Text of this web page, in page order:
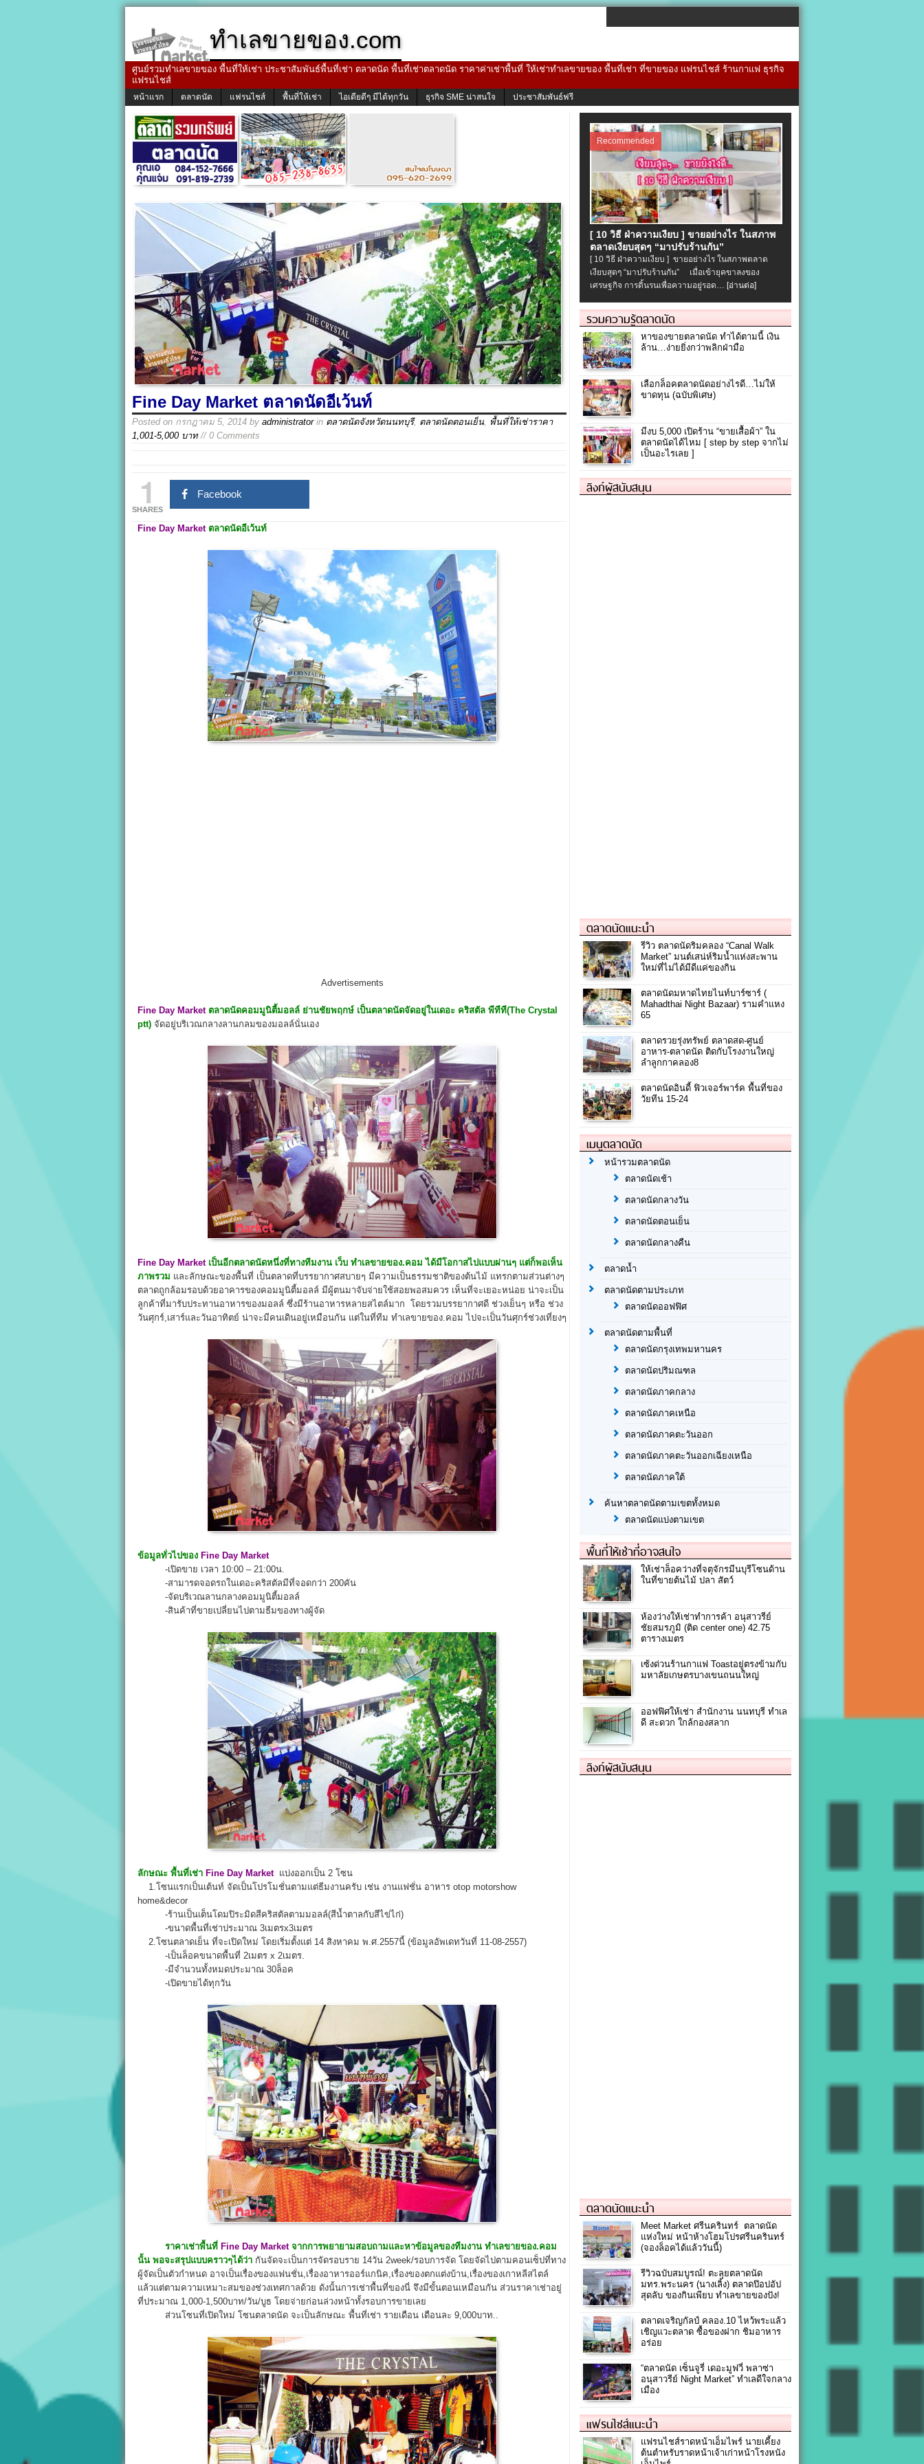
ทำเลขายของ.com
ศูนย์รวมทำเลขายของ พื้นที่ให้เช่า ประชาสัมพันธ์พื้นที่เช่า ตลาดนัด พื้นที่เช่าตลาดนัด ราคาค่าเช่าพื้นที่ ให้เช่าทำเลขายของ พื้นที่เช่า ที่ขายของ แฟรนไชส์ ร้านกาแฟ ธุรกิจ
แฟรนไชส์
หน้าแรก ตลาดนัด แฟรนไชส์ พื้นที่ให้เช่า ไอเดียดีๆ มีได้ทุกวัน ธุรกิจ SME น่าสนใจ ประชาสัมพันธ์ฟรี
Fine Day Market ตลาดนัดอีเว้นท์
Posted on กรกฎาคม 5, 2014 by administratorin ตลาดนัดจังหวัดนนทบุรี, ตลาดนัดตอนเย็น พื้นที่ให้เช่าราคา
1,001-5,000 บาท// 0 Comments
1
SHARES
Facebook
Fine Day Market ตลาดนัดอีเว้นท์
Advertisements
Fine Day Market ตลาดนัดคอมมูนิตี้มอลล์ ย่านชัยพฤกษ์ เป็นตลาดนัดจัดอยู่ในเดอะ คริสตัล พีทีที(The Crystal
ptt) จัดอยู่บริเวณกลางลานกลมของมอลล์นั่นเอง
Fine Day Market เป็นอีกตลาดนัดหนึ่งที่ทางทีมงาน เว็บ ทำเลขายของ.คอม ได้มีโอกาสไปแบบผ่านๆ แต่ก็พอเห็น
ภาพรวม และลักษณะของพื้นที่ เป็นตลาดที่บรรยากาศสบายๆ มีความเป็นธรรมชาติของต้นไม้ แทรกตามส่วนต่างๆ
ตลาดถูกล้อมรอบด้วยอาคารของคอมมูนิตี้มอลล์ มีผู้ตนมาจับจ่ายใช้สอยพอสมควร เห็นที่จะเยอะหน่อย น่าจะเป็น
ลูกค้าที่มารับประทานอาหารของมอลล์ ซึ่งมีร้านอาหารหลายสไตล์มาก โดยรวมบรรยากาศดี ช่วงเย็นๆ หรือ ช่วง
วันศุกร์,เสาร์และวันอาทิตย์ น่าจะมีคนเดินอยู่เหมือนกัน แต่ในที่ทีม ทำเลขายของ.คอม ไปจะเป็นวันศุกร์ช่วงเที่ยงๆ
ข้อมูลทั่วไปของ Fine Day Market
-เปิดขาย เวลา 10:00 – 21:00น.
-สามารดจอดรถในเดอะคริสตัลมีที่จอดกว่า 200คัน
-จัดบริเวณลานกลางคอมมูนิตี้มอลล์
-สินค้าที่ขายเปลี่ยนไปตามธีมของทางผู้จัด
ลักษณะ พื้นที่เช่า Fine Day Marketแบ่งออกเป็น 2 โซน
1.โซนแรกเป็นเต้นท์ จัดเป็นโปรโมชั่นตามแต่ธีมงานครับ เช่น งานแฟชั่น อาหาร otop motorshow
home&decor
-ร้านเป็นเต็นโดมปิระมิดสีคริสตัลตามมอลล์(สีน้ำตาลกับสีไข่ไก่)
-ขนาดพื้นที่เช่าประมาณ 3เมตรx3เมตร
2.โซนตลาดเย็น ที่จะเปิดใหม่ โดยเริ่มตั้งแต่ 14 สิงหาคม พ.ศ.2557นี้ (ข้อมูลอัพเดทวันที่ 11-08-2557)
-เป็นล็อคขนาดพื้นที่ 2เมตร x 2เมตร.
-มีจำนวนทั้งหมดประมาณ 30ล็อค
-เปิดขายได้ทุกวัน
ราคาเช่าพื้นที่ Fine Day Market จากการพยายามสอบถามและหาข้อมูลของทีมงาน ทำเลขายของ.คอม
นั้น พอจะสรุปแบบคราวๆได้ว่า กันจัดจะเป็นการจัดรอบราย 14วัน 2week/รอบการจัด โดยจัดไปตามคอนเซ็ปที่ทาง
ผู้จัดเป็นตัวกำหนด อาจเป็นเรื่องของแฟนชั่น,เรื่องอาหารออร์แกนิค,เรื่องของตกแต่งบ้าน,เรื่องของเกาหลีสไตล์
แล้วแต่ตามความเหมาะสมของช่วงเทศกาลด้วย ดังนั้นการเช่าพื้นที่ของนี่ จึงมีขั้นตอนเหมือนกัน ส่วนราคาเช่าอยู่
ที่ประมาณ 1,000-1,500บาท/วัน/บูธ โดยจ่ายก่อนล่วงหน้าทั้งรอบการขายเลย
ส่วนโซนที่เปิดใหม่ โซนตลาดนัด จะเป็นลักษณะ พื้นที่เช่า รายเดือน เดือนละ 9,000บาท..
Recommended
[ 10 วิธี ฝ่าความเงียบ ] ขายอย่างไร ในสภาพ
ตลาดเงียบสุดๆ “มาปรับร้านกัน”
[ 10 วิธี ฝ่าความเงียบ ] ขายอย่างไร ในสภาพตลาด
เงียบสุดๆ “มาปรับร้านกัน” เมื่อเข้ายุคขาลงของ
เศรษฐกิจ การดิ้นรนเพื่อความอยู่รอด… [อ่านต่อ]
รวมความรู้ตลาดนัด
หาของขายตลาดนัด ทำได้ตามนี้ เงิน
ล้าน…ง่ายยิ่งกว่าพลิกฝ่ามือ
เลือกล็อคตลาดนัดอย่างไรดี…ไม่ให้
ขาดทุน (ฉบับพิเศษ)
มีงบ 5,000 เปิดร้าน “ขายเสื้อผ้า” ใน
ตลาดนัดได้ไหม [ step by step จากไม่
เป็นอะไรเลย ]
ลิงก์ผู้สนับสนุน
ตลาดนัดแนะนำ
รีวิว ตลาดนัดริมคลอง “Canal Walk
Market” มนต์เสน่ห์ริมน้ำแห่งสะพาน
ใหม่ที่ไม่ได้มีดีแค่ของกิน
ตลาดนัดมหาดไทยไนท์บาร์ซาร์ (
Mahadthai Night Bazaar) รามคำแหง
65
ตลาดรวยรุ่งทรัพย์ ตลาดสด-ศูนย์
อาหาร-ตลาดนัด ติดกับโรงงานใหญ่
ลำลูกกาคลอง8
ตลาดนัดอินดี้ ฟิวเจอร์พาร์ค พื้นที่ของ
วัยทีน 15-24
เมนูตลาดนัด
หน้ารวมตลาดนัด
ตลาดนัดเช้า
ตลาดนัดกลางวัน
ตลาดนัดตอนเย็น
ตลาดนัดกลางคืน
ตลาดน้ำ
ตลาดนัดตามประเภท
ตลาดนัดออฟฟิศ
ตลาดนัดตามพื้นที่
ตลาดนัดกรุงเทพมหานคร
ตลาดนัดปริมณฑล
ตลาดนัดภาคกลาง
ตลาดนัดภาคเหนือ
ตลาดนัดภาคตะวันออก
ตลาดนัดภาคตะวันออกเฉียงเหนือ
ตลาดนัดภาคใต้
ค้นหาตลาดนัดตามเขตทั้งหมด
ตลาดนัดแบ่งตามเขต
พื้นที่ให้เช่าที่อาจสนใจ
ให้เช่าล็อคว่างที่จตุจักรมีนบุรีโซนด้าน
ในที่ขายต้นไม้ ปลา สัตว์
ห้องว่างให้เช่าทำการค้า อนุสาวรีย์
ชัยสมรภูมิ (ติด center one) 42.75
ตารางเมตร
เซ้งด่วนร้านกาแฟ Toastอยู่ตรงข้ามกับ
มหาลัยเกษตรบางเขนถนนใหญ่
ออฟฟิศให้เช่า สำนักงาน นนทบุรี ทำเล
ดี สะดวก ใกล้กองสลาก
ลิงก์ผู้สนับสนุน
ตลาดนัดแนะนำ
Meet Market ศรีนครินทร์ ตลาดนัด
แห่งใหม่ หน้าห้างโฮมโปรศรีนครินทร์
(จองล็อคได้แล้ววันนี้)
รีวิวฉบับสมบูรณ์! ตะลุยตลาดนัด
มทร.พระนคร (นางเลิ้ง) ตลาดป๊อปอัป
สุดลับ ของกินเพียบ ทำเลขายของปัง!
ตลาดเจริญกัลป์ คลอง.10 ไหว้พระแล้ว
เชิญแวะตลาด ซื้อของฝาก ชิมอาหาร
อร่อย
“ตลาดนัด เซ็นจูรี่ เดอะมูฟวี่ พลาซ่า
อนุสาวรีย์ Night Market” ทำเลดีใจกลาง
เมือง
แฟรนไชส์แนะนำ
แฟรนไชส์ราดหน้าเอ็มไพร์ นายเคี้ยง
ต้นตำหรับราดหน้าเจ้าเก่าหน้าโรงหนัง